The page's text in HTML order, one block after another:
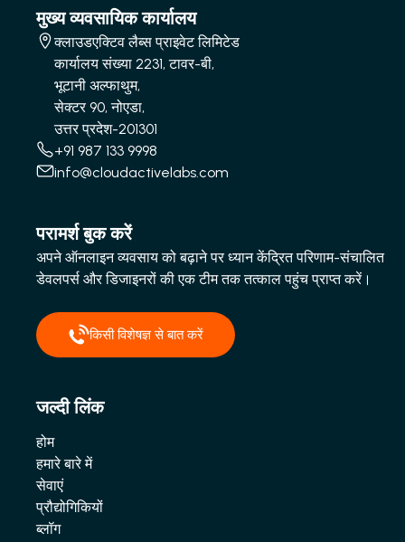
मुख्य व्यवसायिक कार्यालय
क्लाउडएक्टिव लैब्स प्राइवेट लिमिटेड
कार्यालय संख्या 2231, टावर-बी,
भूटानी अल्फाथुम,
सेक्टर 90, नोएडा,
उत्तर प्रदेश-201301
+91 987 133 9998
info@cloudactivelabs.com
परामर्श बुक करें
अपने ऑनलाइन व्यवसाय को बढ़ाने पर ध्यान केंद्रित परिणाम-संचालित
डेवलपर्स और डिजाइनरों की एक टीम तक तत्काल पहुंच प्राप्त करें।
किसी विशेषज्ञ से बात करें
जल्दी लिंक
होम
हमारे बारे में
सेवाएं
प्रौद्योगिकियों
ब्लॉग